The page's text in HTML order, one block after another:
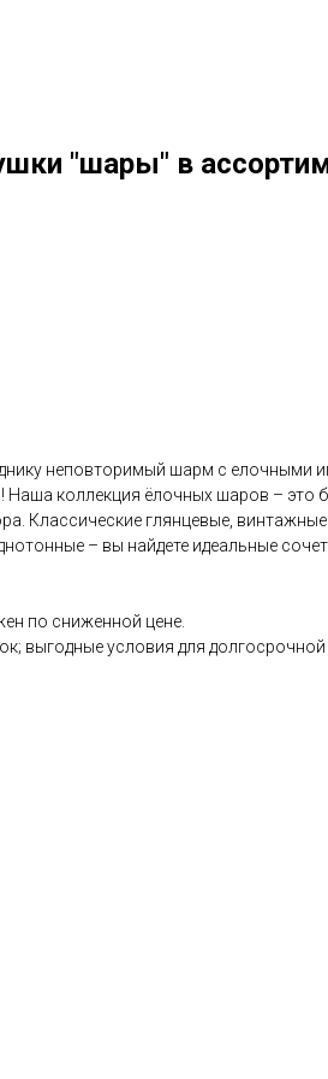
"шары" в
неповторимый шарм с елочными
Наша коллекция ёлочных шаров – это
Классические глянцевые,
– вы найдете идеальные
по сниженной цене.
выгодные условия для